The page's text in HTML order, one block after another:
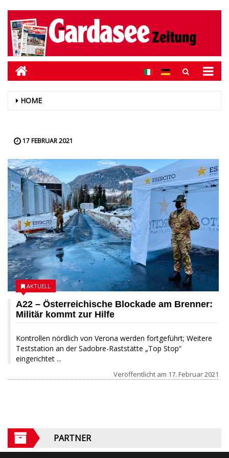
HOME
17 FEBRUAR 2021
A22 – Österreichische Blockade am Brenner:
Militär kommt zur Hilfe
Kontrollen nördlich von Verona werden fortgeführt; Weitere
Teststation an der Sadobre-Raststätte „Top Stop“
eingerichtet ...
AKTUELL
Veröffentlicht am 17. Februar 2021
PARTNER